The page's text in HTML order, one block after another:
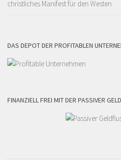
christliches Manifest für den Westen
DAS DEPOT DER PROFITABLEN
FINANZIELL FREI MIT DER PASSIVER